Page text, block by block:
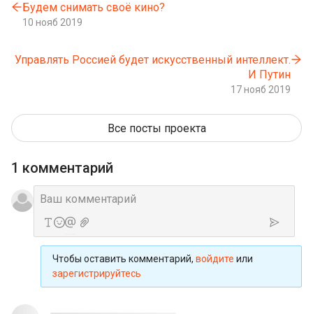
Будем снимать своё кино?
10 нояб 2019
Управлять Россией будет искусственный интеллект.
И Путин
17 нояб 2019
Все посты проекта
1 комментарий
Чтобы оставить комментарий, войдите или
зарегистрируйтесь